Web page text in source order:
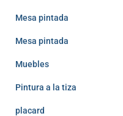
Mesa pintada
Mesa pintada
Muebles
Pintura a la tiza
placard